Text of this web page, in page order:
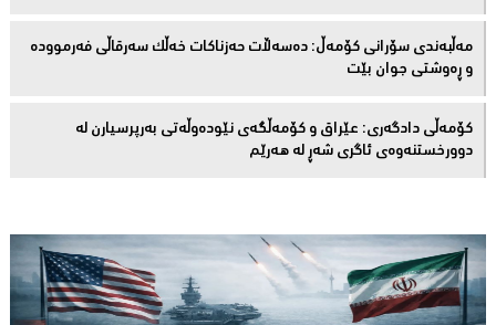
مەڵبەندى سۆرانى کۆمەڵ: دەسەڵات حەزناکات خەڵک سەرقاڵى فەرموودە
و ڕەوشتى جوان بێت
کۆمەڵى دادگەرى: عێراق و كۆمەڵگەی نێودەوڵەتی بەرپرسیارن لە
دوورخستنەوەى ئاگری شەڕ لە هەرێم